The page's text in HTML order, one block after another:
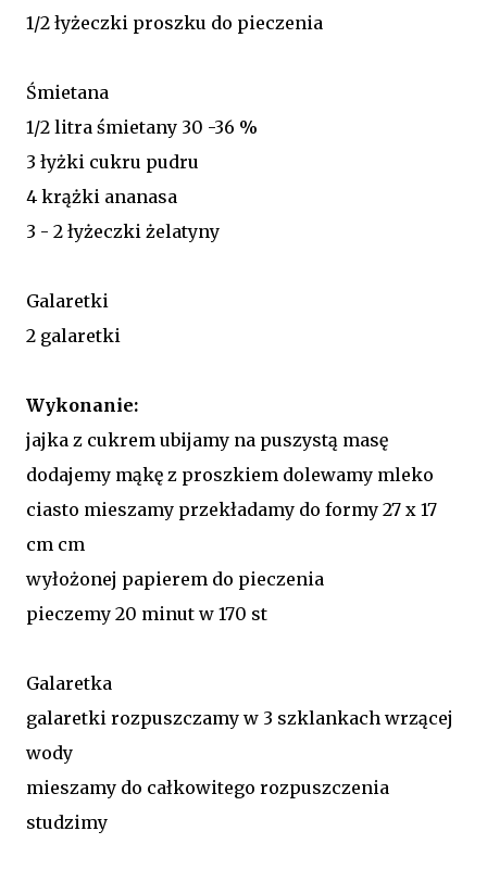
1/2 łyżeczki proszku do pieczenia
Śmietana
1/2 litra śmietany 30 -36 %
3 łyżki cukru pudru
4 krążki ananasa
3 - 2 łyżeczki żelatyny
Galaretki
2 galaretki
Wykonanie:
jajka z cukrem ubijamy na puszystą masę
dodajemy mąkę z proszkiem dolewamy mleko
ciasto mieszamy przekładamy do formy 27 x 17
cm cm
wyłożonej papierem do pieczenia
pieczemy 20 minut w 170 st
Galaretka
galaretki rozpuszczamy w 3 szklankach wrzącej
wody
mieszamy do całkowitego rozpuszczenia
studzimy